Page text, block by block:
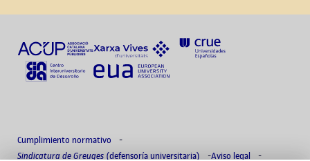
Cumplimiento normativo
Sindicatura de Greuges (defensoría universitaria) Aviso legal